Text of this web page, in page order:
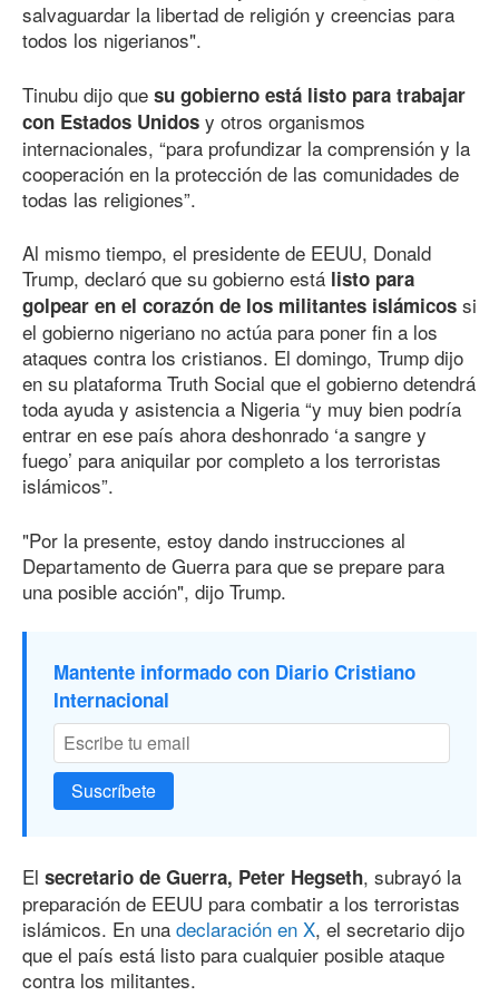
salvaguardar la libertad de religión y creencias para
todos los nigerianos".
Tinubu dijo que su gobierno está listo para trabajar
con Estados Unidos y otros organismos
internacionales, “para profundizar la comprensión y la
cooperación en la protección de las comunidades de
todas las religiones”.
Al mismo tiempo, el presidente de EEUU, Donald
Trump, declaró que su gobierno está listo para
golpear en el corazón de los militantes islámicos si
el gobierno nigeriano no actúa para poner fin a los
ataques contra los cristianos. El domingo, Trump dijo
en su plataforma Truth Social que el gobierno detendrá
toda ayuda y asistencia a Nigeria “y muy bien podría
entrar en ese país ahora deshonrado ‘a sangre y
fuego’ para aniquilar por completo a los terroristas
islámicos”.
"Por la presente, estoy dando instrucciones al
Departamento de Guerra para que se prepare para
una posible acción", dijo Trump.
Mantente informado con Diario Cristiano
Internacional
Suscríbete
El secretario de Guerra, Peter Hegseth, subrayó la
preparación de EEUU para combatir a los terroristas
islámicos. En una declaración en X, el secretario dijo
que el país está listo para cualquier posible ataque
contra los militantes.